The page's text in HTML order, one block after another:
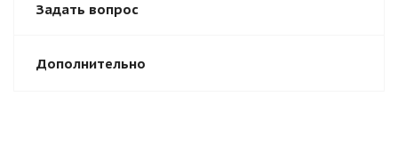
Задать вопрос
Дополнительно